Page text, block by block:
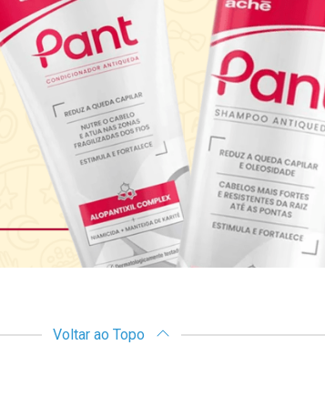
Voltar ao Topo